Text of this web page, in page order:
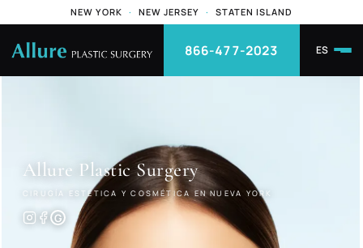
NEW YORK · NEW JERSEY · STATEN ISLAND
866-477-2023 ES
Allure Plastic Surgery
CIRUGÍA ESTÉTICA Y COSMÉTICA EN NUEVA YORK
G